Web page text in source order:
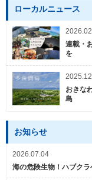
ローカルニュース
連載・
を
おきな
島
お知らせ
2026.07.04
海の危険生物！ハブクラ